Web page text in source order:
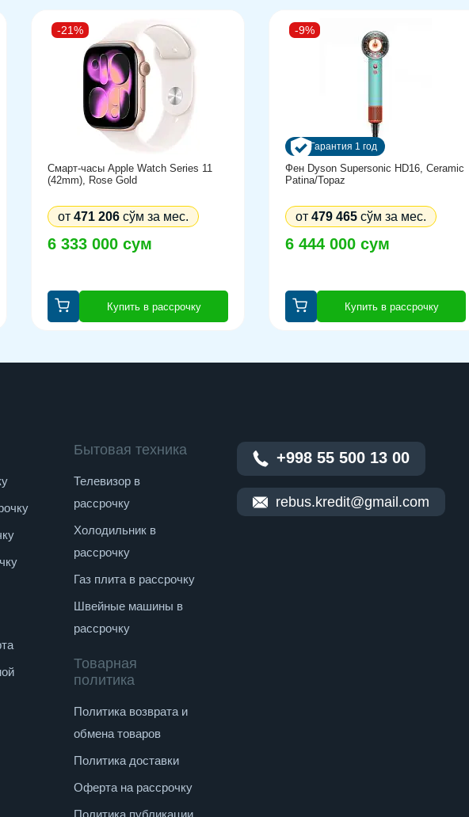
, Wi-Fi 6 (802.11ax)
kensington / noble замок
-21%
Смарт-часы Apple Watch Series 11
(42mm), Rose Gold
6 333 000 сум
от 471 206 сўм за мес.
Купить в рассрочку
-9%
Гарантия 1 год
Фен Dyson Supersonic HD16, Ceramic
Patina/Topaz
6 444 000 сум
от 479 465 сўм за мес.
Купить в рассрочку
Бытовая техника
Телевизор в
рассрочку
Холодильник в
рассрочку
Газ плита в рассрочку
Швейные машины в
рассрочку
Товарная
политика
Политика возврата и
обмена товаров
Политика доставки
Оферта на рассрочку
Политика публикации
+998 55 500 13 00
rebus.kredit@gmail.com